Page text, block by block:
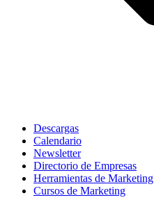
Descargas
Calendario
Newsletter
Directorio de Empresas
Herramientas de Marketing
Cursos de Marketing